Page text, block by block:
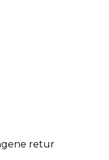
retur